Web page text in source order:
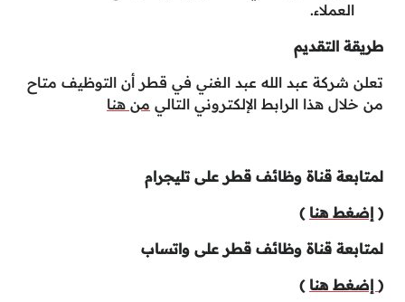
العملاء.
طريقة التقديم
تعلن شركة عبد الله عبد الغني في قطر أن التوظيف متاح
من خلال هذا الرابط الإلكتروني التالي من هنا
لمتابعة قناة وظائف قطر على تليجرام
( إضغط هنا )
لمتابعة قناة وظائف قطر على واتساب
( إضغط هنا )